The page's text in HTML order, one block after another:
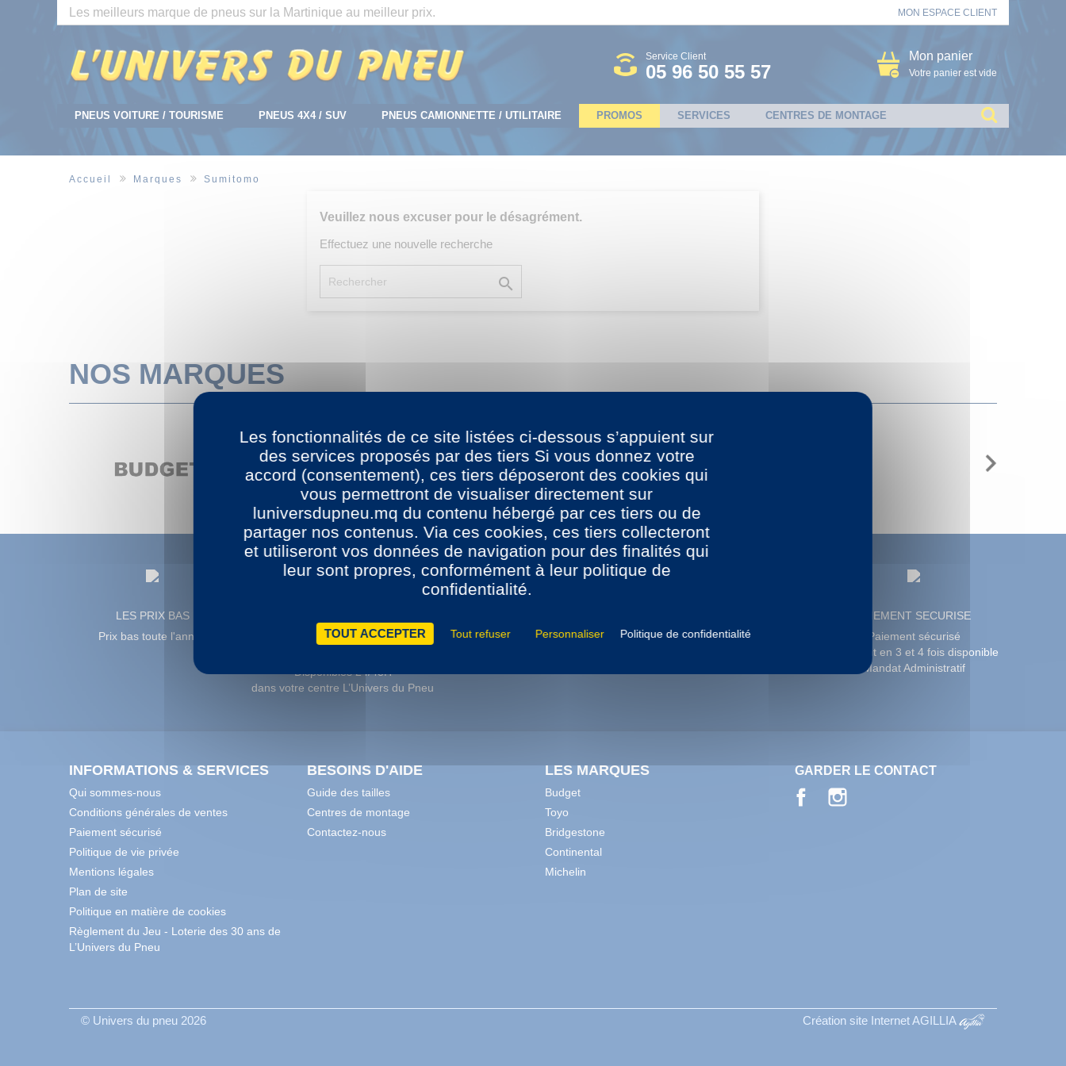
Les meilleurs marque de pneus sur la Martinique au meilleur prix. MON ESPACE CLIENT
Service Client
05 96 50 55 57
Mon panier
Votre panier est vide
PNEUS VOITURE / TOURISME PNEUS 4X4 / SUV PNEUS CAMIONNETTE / UTILITAIRE PROMOS SERVICES CENTRES DE MONTAGE
Accueil Marques Sumitomo
Veuillez nous excuser pour le désagrément.
Effectuez une nouvelle recherche

NOS MARQUES
LES PRIX BAS
Prix bas toute l'année
Disponibles 24/48H
dans votre centre L’Univers du Pneu
De pneus disponibles
Service téléphonique Pro
PAIEMENT SECURISE
Paiement sécurisé
Paiement en 3 et 4 fois disponible
Mandat Administratif
INFORMATIONS & SERVICES
Qui sommes-nous
Conditions générales de ventes
Paiement sécurisé
Politique de vie privée
Mentions légales
Plan de site
Politique en matière de cookies
Règlement du Jeu - Loterie des 30 ans de
L’Univers du Pneu
BESOINS D'AIDE
Guide des tailles
Centres de montage
Contactez-nous
LES MARQUES
Budget
Toyo
Bridgestone
Continental
Michelin
GARDER LE CONTACT
Facebook
© Univers du pneu 2026 Création site Internet AGILLIA
Panneau de gestion des cookies
Les fonctionnalités de ce site listées ci-dessous s’appuient sur
des services proposés par des tiers Si vous donnez votre
accord (consentement), ces tiers déposeront des cookies qui
vous permettront de visualiser directement sur
luniversdupneu.mq du contenu hébergé par ces tiers ou de
partager nos contenus. Via ces cookies, ces tiers collecteront
et utiliseront vos données de navigation pour des finalités qui
leur sont propres, conformément à leur politique de
confidentialité.
TOUT ACCEPTER Tout refuser Personnaliser Politique de confidentialité